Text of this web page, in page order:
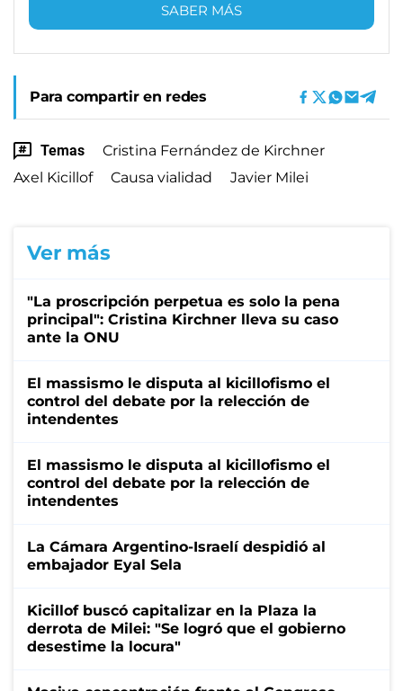
SABER MÁS
Para compartir en redes
Temas
Cristina Fernández de Kirchner
Axel Kicillof
Causa vialidad Javier Milei
Ver más
"La proscripción perpetua es solo la pena
principal": Cristina Kirchner lleva su caso
ante la ONU
El massismo le disputa al kicillofismo el
control del debate por la relección de
intendentes
El massismo le disputa al kicillofismo el
control del debate por la relección de
intendentes
La Cámara Argentino-Israelí despidió al
embajador Eyal Sela
Kicillof buscó capitalizar en la Plaza la
derrota de Milei: "Se logró que el gobierno
desestime la locura"